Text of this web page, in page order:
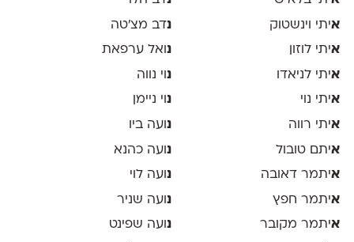
איתי וינשטוק
איתי לוזון
איתי לניאדו
איתי נוי
איתי רווה
איתם טובול
איתמר דאובה
איתמר חפץ
איתמר מקובר
נדב מצ׳טה
נ ואל ערפאת
נ וי נווה
נוי ניימן
נ ועה ביו
נועה כהנא
נ ועה לוי
נ ועה שניר
נועה שפינט